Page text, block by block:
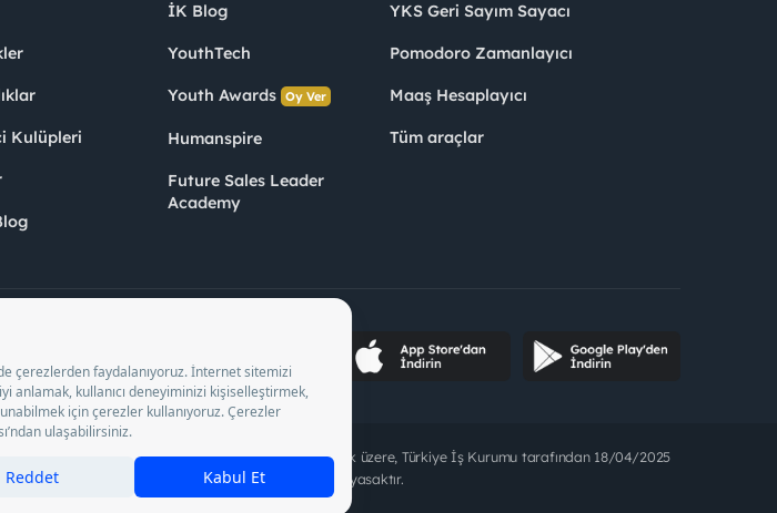
Kulüpleri
İK Blog
YouthTech
Youth Awards Oy Ver
Humanspire
Future Sales Leader
Academy
YKS Geri Sayım Sayacı
Pomodoro Zamanlayıcı
Maaş Hesaplayıcı
Tüm araçlar
- 12/05/2028 tarihleri arasında faaliyette bulunmak üzere, Türkiye İş Kurumu tarafından 18/04/2025
kanun uyarınca iş arayanlardan ücret alınması yasaktır.